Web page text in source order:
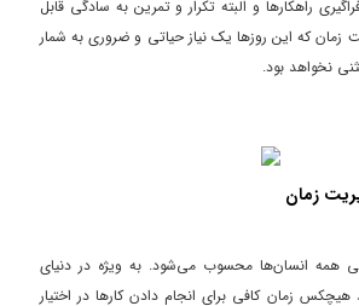
راهکارها و البته تکرار و تمرین به سادگی قابل
زمان که این روزها یک نیاز حیاتی و ضروری به شمار
نخواهد بود.
زمان
همه انسان‌ها محسوب می‌شود. به ویژه در دنیای
زمان کافی برای انجام دادن کارها در اختیار